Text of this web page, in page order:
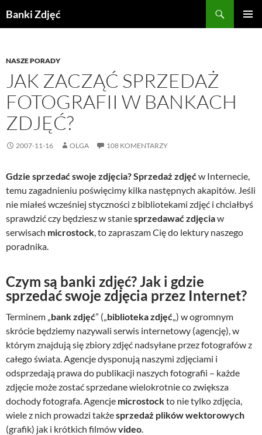
doBanki Zdjęć
NASZE PORADY
JAK ZACZĄĆ SPRZEDAŻ
FOTOGRAFII W BANKACH
ZDJĘĆ?
2007-11-16 OLGA 108 KOMENTARZY
Gdzie sprzedać swoje zdjęcia? Sprzedaż zdjęćw Internecie,
temu zagadnieniu poświęcimy kilka następnych akapitów. Jeśli
nie miałeś wcześniej styczności z bibliotekami zdjęć i chciałbyś
sprawdzić czy będziesz w staniesprzedawać zdjęciaw
serwisach microstock, to zapraszam Cię do lektury naszego
poradnika.
Czym są banki zdjęć? Jak i gdzie
sprzedać swoje zdjęcia przez Internet?
Terminem „bank zdjęć” („biblioteka zdjęć„) w ogromnym
skrócie będziemy nazywali serwis internetowy (agencję), w
którym znajdują się zbiory zdjęć nadsyłane przez fotografów z
całego świata. Agencje dysponują naszymi zdjęciami i
odsprzedają prawa do publikacji naszych fotografii – każde
zdjęcie może zostać sprzedane wielokrotnie co zwiększa
dochody fotografa. Agencje microstockto nie tylko zdjęcia,
wiele z nich prowadzi takżesprzedaż plików wektorowych
(grafik) jak i krótkich filmówvideo.